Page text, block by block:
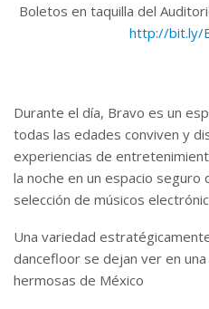
Boletos en taquilla del
http://bit.ly/
Durante el día, Bravo es un
todas las edades conviven y
experiencias de
la noche en un espacio seguro
selección de músicos
Una variedad
dancefloor se dejan ver en
hermosas de México